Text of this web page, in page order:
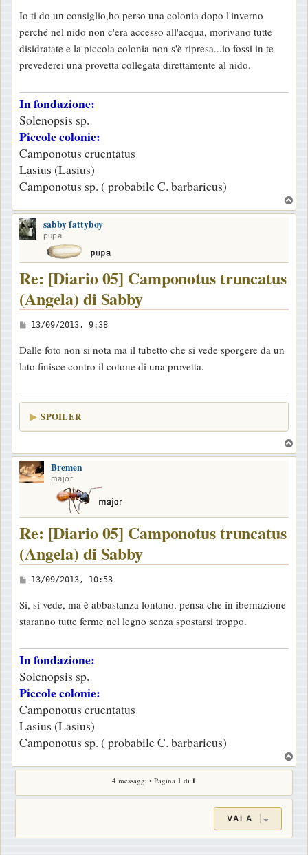
s
s
a
g
i
o
Io ti do un consiglio,ho perso una colonia dopo l'inverno
perché nel nido non c'era accesso all'acqua, morivano tutte
disidratate e la piccola colonia non s'è ripresa...io fossi in te
prevederei una provetta collegata direttamente al nido.
In fondazione:
Solenopsis sp.
Piccole colonie:
Camponotus cruentatus
Lasius (Lasius)
Camponotus sp. ( probabile C. barbaricus)
o
sabby fattyboy
pupa
Re: [Diario 05] Camponotus truncatus
(Angela) di Sabby
M
s
s
g
g
o
13/09/2013, 9:38
Dalle foto non si nota ma il tubetto che si vede sporgere da un
lato finisce contro il cotone di una provetta.
SPOILER
o
Bremen
major
Re: [Diario 05] Camponotus truncatus
(Angela) di Sabby
M
s
s
g
g
i
o
13/09/2013, 10:53
Si, si vede, ma è abbastanza lontano, pensa che in ibernazione
staranno tutte ferme nel legno senza spostarsi troppo.
In fondazione:
Solenopsis sp.
Piccole colonie:
Camponotus cruentatus
Lasius (Lasius)
Camponotus sp. ( probabile C. barbaricus)
o
4 messaggi • Pagina 1 di 1
VAI A